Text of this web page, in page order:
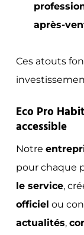
après-
Ces atouts
Eco Pro
accessible
Notre
pour chaque
le service,
officiel ou
actualités,